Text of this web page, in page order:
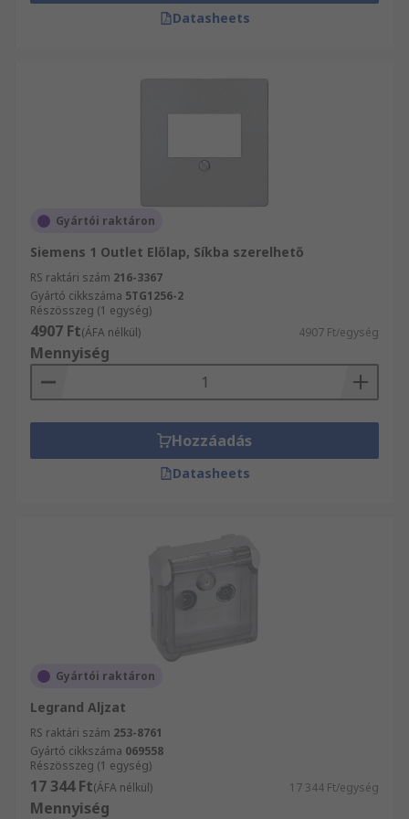
Datasheets
Gyártói raktáron
Siemens 1 Outlet Előlap, Síkba szerelhető
RS raktári szám 216-3367
Gyártó cikkszáma 5TG1256-2
Részösszeg (1 egység)
4907 Ft(ÁFA nélkül) 4907 Ft/egység
Mennyiség
Hozzáadás
Datasheets
Gyártói raktáron
Legrand Aljzat
RS raktári szám 253-8761
Gyártó cikkszáma 069558
Részösszeg (1 egység)
17 344 Ft(ÁFA nélkül) 17 344 Ft/egység
Mennyiség